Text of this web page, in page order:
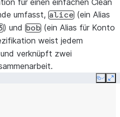
für einen einfachen Clean
umfasst, alice (ein Alias
) und bob (ein Alias für Konto
weist jedem
verknüpft zwei
Copy